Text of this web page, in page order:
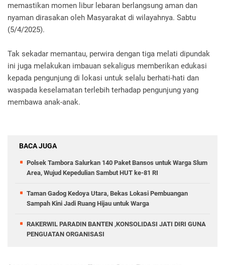
memastikan momen libur lebaran berlangsung aman dan
nyaman dirasakan oleh Masyarakat di wilayahnya. Sabtu
(5/4/2025).
Tak sekadar memantau, perwira dengan tiga melati dipundak
ini juga melakukan imbauan sekaligus memberikan edukasi
kepada pengunjung di lokasi untuk selalu berhati-hati dan
waspada keselamatan terlebih terhadap pengunjung yang
membawa anak-anak.
BACA JUGA
Polsek Tambora Salurkan 140 Paket Bansos untuk Warga Slum
Area, Wujud Kepedulian Sambut HUT ke-81 RI
‎Taman Gadog Kedoya Utara, Bekas Lokasi Pembuangan
Sampah Kini Jadi Ruang Hijau untuk Warga
RAKERWIL PARADIN BANTEN ,KONSOLIDASI JATI DIRI GUNA
PENGUATAN ORGANISASI